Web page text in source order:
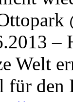
–
Welt
für den